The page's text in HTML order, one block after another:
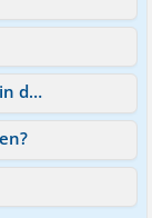
Zurückgelassen - gehe seit Jahren allein durchs Leben